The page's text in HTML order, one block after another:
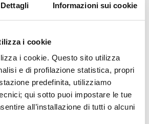
Dettagli Informazioni sui cookie
i cookie
i cookie. Questo sito utilizza
e di profilazione statistica, propri
predefinita, utilizziamo
qui sotto puoi impostare le tue
all’installazione di tutti o alcuni
et des pierres irrégulières
l’édifice. L’extrados de la
volcaniques (tuffu en
à de la chaux, posé sur
terre battue et compactée à
en bois.
sépulture est conservée.
on accède à une petite